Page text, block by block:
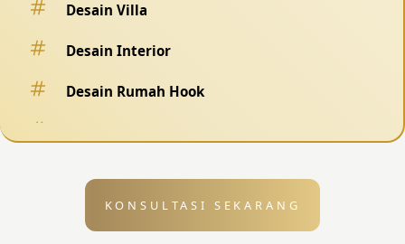
Desain Villa
Desain Interior
Desain Rumah Hook
Desain Eksterior
KONSULTASI SEKARANG